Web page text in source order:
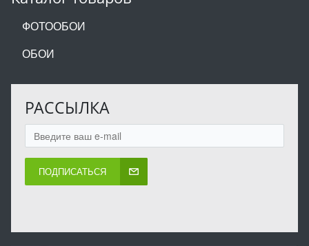
ФОТООБОИ
ОБОИ
РАССЫЛКА
ПОДПИСАТЬСЯ